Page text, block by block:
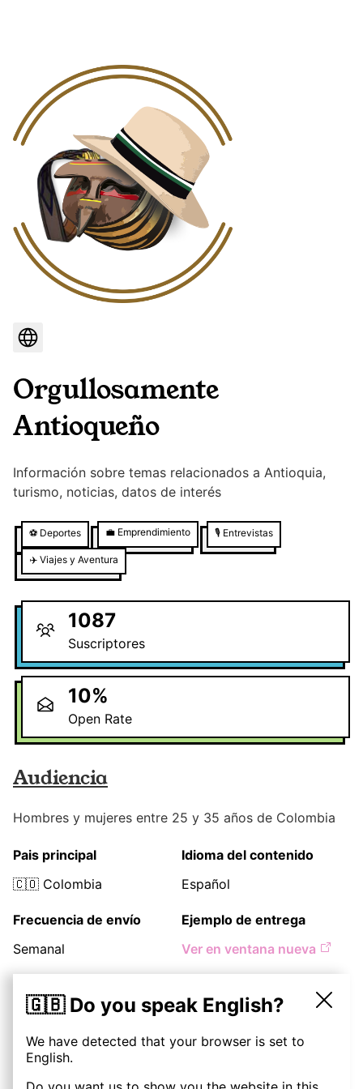
🇬🇧 Do you speak English?
We have detected that your browser is set to
English.
Orgullosamente
Antioqueño
Información sobre temas relacionados a Antioquia,
turismo, noticias, datos de interés
⚽ Deportes 💼 Emprendimiento 🎙️ Entrevistas
✈️ Viajes y Aventura
1087
Suscriptores
10%
Open Rate
Audiencia
Hombres y mujeres entre 25 y 35 años de Colombia
Pais principal
🇨🇴 Colombia
Idioma del contenido
Español
Frecuencia de envío
Semanal
Ejemplo de entrega
Ver en ventana nueva
Precios
Descripción